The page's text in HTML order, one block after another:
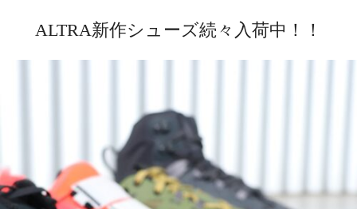
ALTRA新作シューズ続々入荷中！！